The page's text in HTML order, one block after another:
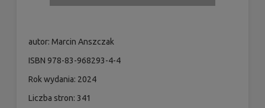
autor: Marcin Anszczak
ISBN 978-83-968293-4-4
Rok wydania: 2024
Liczba stron: 341